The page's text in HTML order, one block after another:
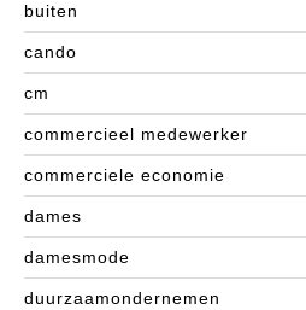
buiten
cando
cm
commercieel medewerker
commerciele economie
dames
damesmode
duurzaamondernemen